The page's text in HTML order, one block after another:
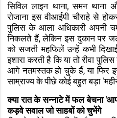
सिविल लाइन थाना, समन थाना
रोजाना इस वीआईपी चौराहे से
पुलिस के आला अधिकारी अपनी
निकलते हैं, लेकिन इस दुकान पर
को सजती महफिलें उन्हें कभी
इशारा करती है कि या तो रीवा
आगे नतमस्तक हो चुके हैं, या फिर
साम्राज्य के पीछे कोई बहुत बड़ा
क्या रात के सन्नाटे में फल बेचना
कड़वे सवाल जो साहबों को चुभेंगे